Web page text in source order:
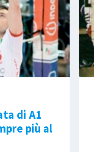
di A1
più al